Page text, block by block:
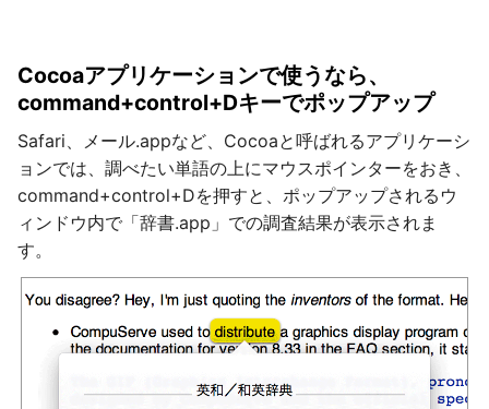
Cocoaアプリケーションで使うなら、
command+control+Dキーでポップアップ
Safari、メール.appなど、Cocoaと呼ばれるアプリケーシ
ョンでは、調べたい単語の上にマウスポインターをおき、
command+control+Dを押すと、ポップアップされるウ
ィンドウ内で「辞書.app」での調査結果が表示されま
す。